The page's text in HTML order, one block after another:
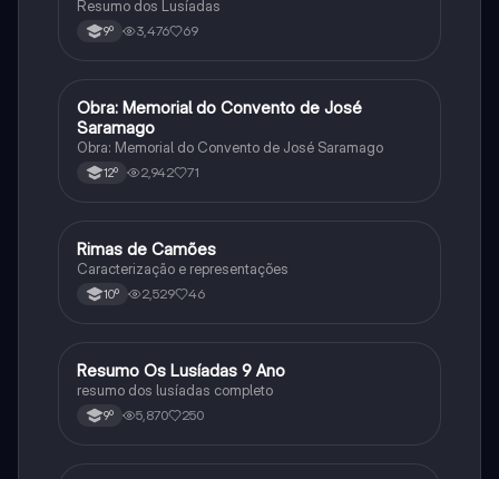
Resumo dos Lusíadas
9º 3,476 69
Português
Obra: Memorial do Convento de José
Saramago
Obra: Memorial do Convento de José Saramago
12º 2,942 71
Português
Rimas de Camões
Caracterização e representações
10º 2,529 46
Português
Resumo Os Lusíadas 9 Ano
resumo dos lusíadas completo
9º 5,870 250